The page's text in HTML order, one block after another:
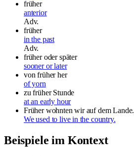
früher
anterior
Adv.
früher
in the past
Adv.
früher oder später
sooner or later
von früher her
of yorn
zu früher Stunde
at an early hour
Früher wohnten wir auf dem Lande.
We used to live in the country.
Beispiele im Kontext